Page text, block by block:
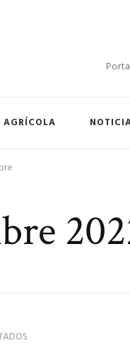
AGRÍCOLA